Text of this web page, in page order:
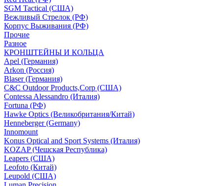
SGM Tactical (США)
Вежливый Стрелок (РФ)
Корпус Выживания (РФ)
Прочие
Разное
КРОНШТЕЙНЫ И КОЛЬЦА
Apel (Германия)
Arkon (Россия)
Blaser (Германия)
C&C Outdoor Products,Corp (США)
Contessa Alessandro (Италия)
Fortuna (РФ)
Hawke Optics (Великобритания/Китай)
Henneberger (Germany)
Innomount
Konus Optical and Sport Systems (Италия)
KOZAP (Чешская Республика)
Leapers (США)
Leofoto (Китай)
Leupold (США)